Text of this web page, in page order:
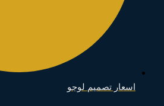
اسعار تصميم لوجو